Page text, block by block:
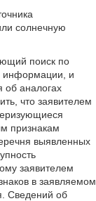
солнечную
поиск по
информации, и
об аналогах
что заявителем
признакам
выявленных
заявителем
в заявляемом
Сведений об